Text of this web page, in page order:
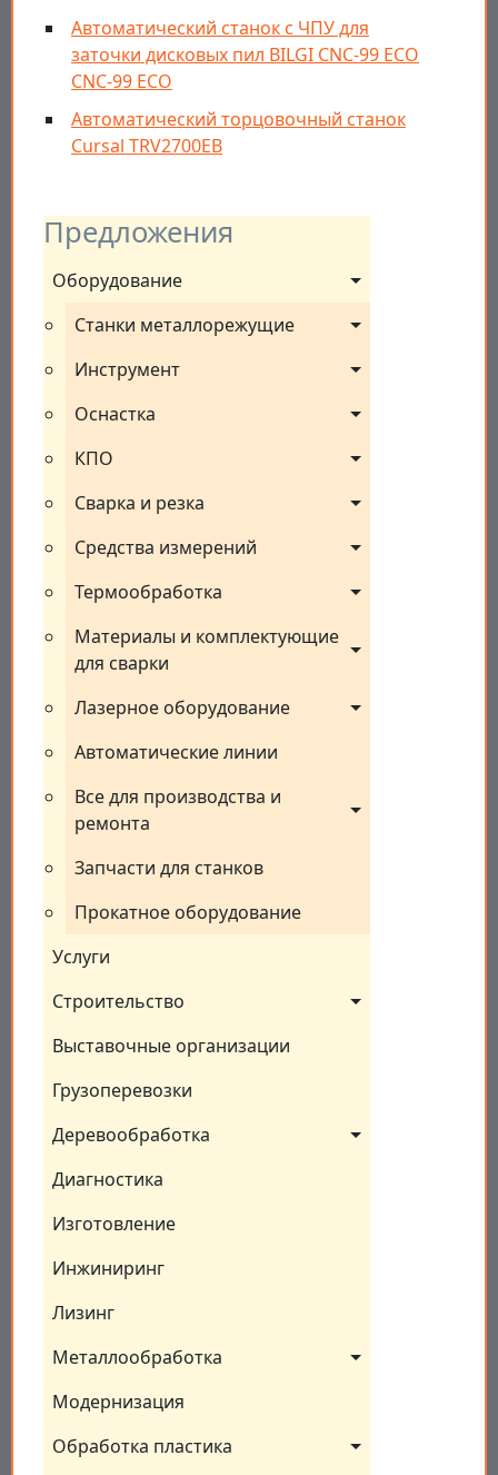
Предложения
Оборудование
Станки металлорежущие
Инструмент
Оснастка
КПО
Сварка и резка
Средства измерений
Термообработка
Материалы и комплектующие
для сварки
Лазерное оборудование
Автоматические линии
Все для производства и
ремонта
Запчасти для станков
Прокатное оборудование
Услуги
Строительство
Выставочные организации
Грузоперевозки
Деревообработка
Диагностика
Изготовление
Инжиниринг
Лизинг
Металлообработка
Модернизация
Обработка пластика
Автоматический станок с ЧПУ для
заточки дисковых пил BILGI CNC-99 ECO
CNC-99 ECO
Автоматический торцовочный станок
Cursal TRV2700EB